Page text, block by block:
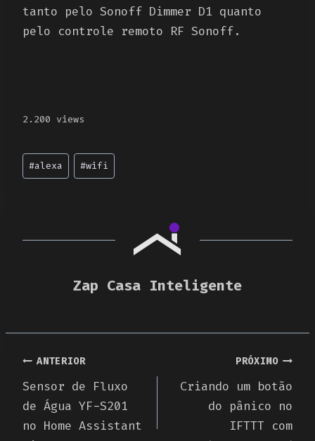
tanto pelo Sonoff Dimmer D1 quanto
pelo controle remoto RF Sonoff.
2.200 views
Post
Tags:
#alexa #wifi
Zap Casa Inteligente
Navegação
de
Post
ANTERIOR
Sensor de Fluxo
de Água YF-S201
no Home Assistant
PRÓXIMO
Criando um botão
do pânico no
IFTTT com